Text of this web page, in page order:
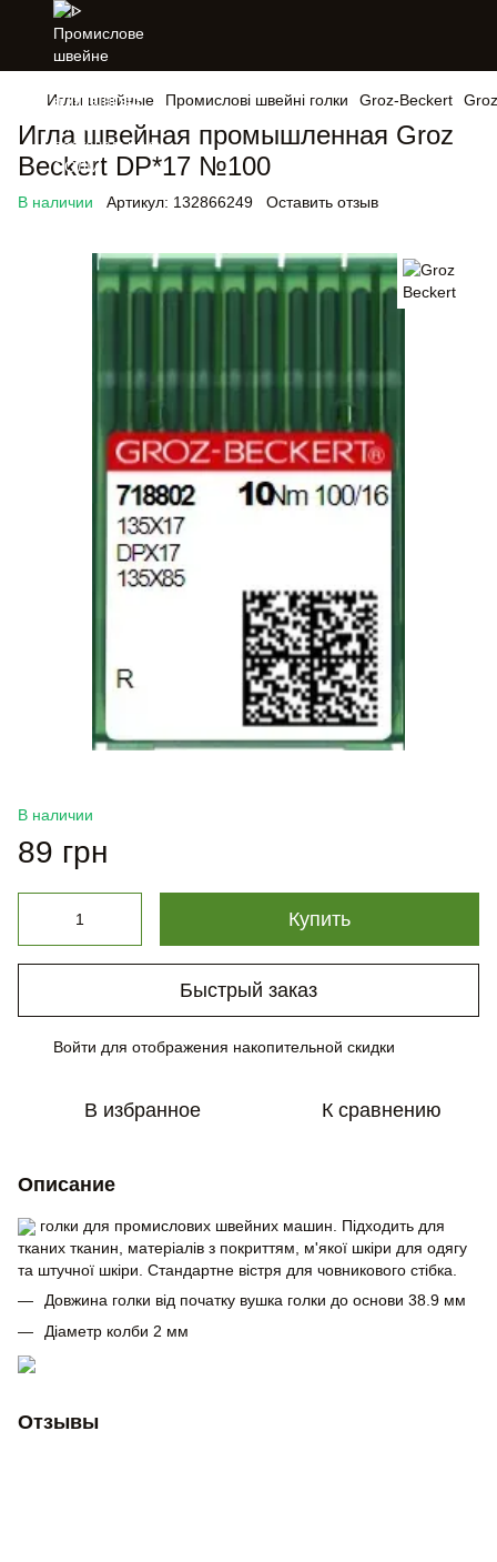
Иглы швейные Промислові швейні голки Groz-Beckert
Игла швейная промышленная Groz
Beckert DP*17 №100
В наличии Артикул: 132866249 Оставить отзыв
В наличии
89 грн
Купить
Быстрый заказ
Войти для отображения накопительной скидки
В избранное К сравнению
Описание
голки для промислових швейних машин. Підходить для
тканих тканин, матеріалів з покриттям, м'якої шкіри для одягу
та штучної шкіри. Стандартне вістря для човникового стібка.
Довжина голки від початку вушка голки до основи 38.9 мм
Діаметр колби 2 мм
Отзывы